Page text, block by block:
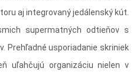
aj integrovaný jedálenský kút.
supermatných odtieňov s
Prehľadné usporiadanie skriniek
uľahčujú organizáciu nielen v